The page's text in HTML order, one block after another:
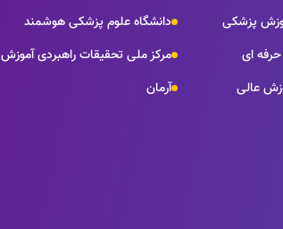
پزشکی
دانشگاه علوم پزشکی هوشمند
ای
مرکز ملی تحقیقات راهبردی آموزش
عالی
آرمان